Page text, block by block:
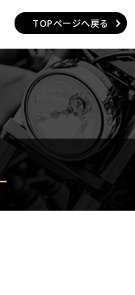
TOPページへ戻る